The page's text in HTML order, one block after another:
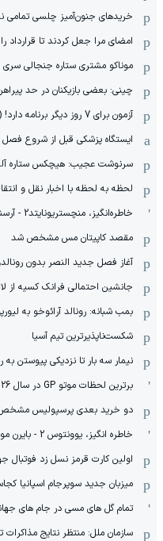
خریدهای جنون‌آمیز چلسی تمامی
امضای مرا جعل کردند تا قرارداد
موناکو مشتری ستاره جنجالی
چینی: بعضی بازیکنان در حد
آزمون برای 7 روز دیگر برنامه دارد! (عکس)
ایستگاه پزشکی قبل از شروع
سرنوشت عجیب: هیچکس ستاره
لحظه به لحظه با اخبار نقل و
خاطره‌انگیز، منچستریونایتد2 - آرسنال 0
مقصد کاپیتان مس مشخص شد
آغاز فصل جدید النصر بدون
جانشین احتمالی فرانک کسیه از
بمب شبانه: رونالد آرائوخو به
شکست‌ناپذیرترین تیم آسیا
نیمار سه بار تا نزدیکی پیوستن
برترین لحظات موتو GP در سال 2026
دو خرید بعدی پرسپولیس
خاطره انگیز، یوونتوس 2 - بایرن مونیخ 1 (2005)
اولین کارت قرمز نسل زد فوتبال
میزبان جدید سوپرجام اسپانیا
تمام گل های مسی در جام های
سازمان ملل: منتظر نتایج